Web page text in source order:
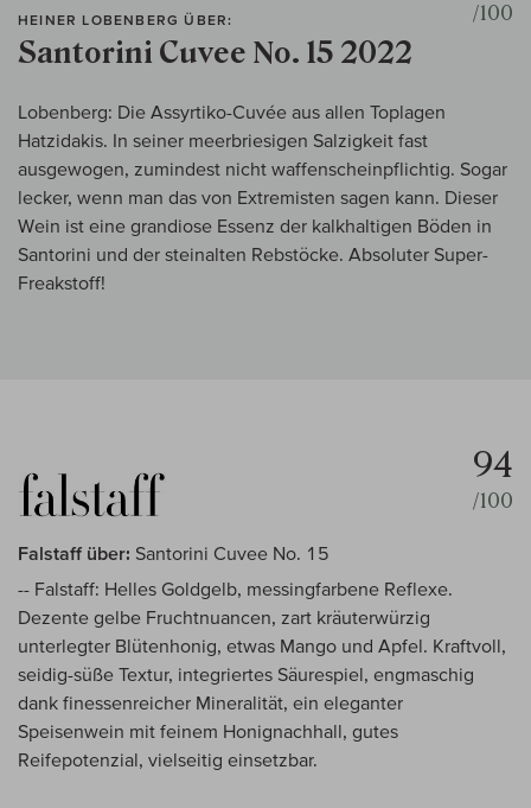
HEINER LOBENBERG ÜBER:
Santorini Cuvee No. 15 2022
/100
Lobenberg: Die Assyrtiko-Cuvée aus allen Toplagen
Hatzidakis. In seiner meerbriesigen Salzigkeit fast
ausgewogen, zumindest nicht waffenscheinpflichtig. Sogar
lecker, wenn man das von Extremisten sagen kann. Dieser
Wein ist eine grandiose Essenz der kalkhaltigen Böden in
Santorini und der steinalten Rebstöcke. Absoluter Super-
Freakstoff!
94
/100
Falstaff über: Santorini Cuvee No. 15
-- Falstaff: Helles Goldgelb, messingfarbene Reflexe.
Dezente gelbe Fruchtnuancen, zart kräuterwürzig
unterlegter Blütenhonig, etwas Mango und Apfel. Kraftvoll,
seidig-süße Textur, integriertes Säurespiel, engmaschig
dank finessenreicher Mineralität, ein eleganter
Speisenwein mit feinem Honignachhall, gutes
Reifepotenzial, vielseitig einsetzbar.